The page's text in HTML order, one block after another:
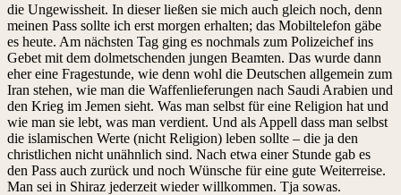
die Ungewissheit. In dieser ließen sie mich auch gleich noch, denn
meinen Pass sollte ich erst morgen erhalten; das Mobiltelefon gäbe
es heute. Am nächsten Tag ging es nochmals zum Polizeichef ins
Gebet mit dem dolmetschenden jungen Beamten. Das wurde dann
eher eine Fragestunde, wie denn wohl die Deutschen allgemein zum
Iran stehen, wie man die Waffenlieferungen nach Saudi Arabien und
den Krieg im Jemen sieht. Was man selbst für eine Religion hat und
wie man sie lebt, was man verdient. Und als Appell dass man selbst
die islamischen Werte (nicht Religion) leben sollte – die ja den
christlichen nicht unähnlich sind. Nach etwa einer Stunde gab es
den Pass auch zurück und noch Wünsche für eine gute Weiterreise.
Man sei in Shiraz jederzeit wieder willkommen. Tja sowas.